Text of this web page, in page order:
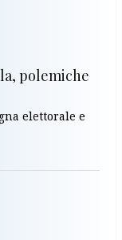
polemiche
elettorale e